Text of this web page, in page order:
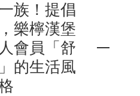
族！提倡
樂檸漢堡
會員「舒
的生活風